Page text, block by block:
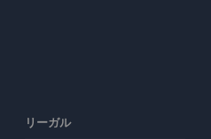
リーガル